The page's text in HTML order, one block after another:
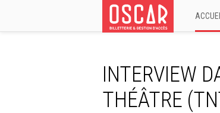
ACCUEIL
INTERVIEW
THÉÂTRE